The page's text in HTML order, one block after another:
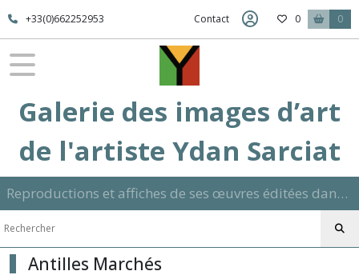
+33(0)662252953 Contact 0 0
Galerie des images d’art
de l'artiste Ydan Sarciat
Reproductions et affiches de ses œuvres éditées dans son atelier sur papier ou toile dans différents formats et signées manuscrite
Antilles Marchés
Fermer
FILTRES
Exotisme
Afrique
(27)
Antilles
Marchés